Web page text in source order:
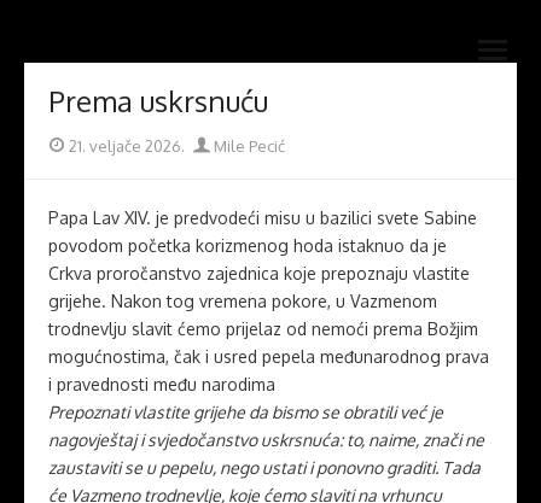
content
open
Prema uskrsnuću
Posted
21. veljače 2026. Author
Mile Pecić
Papa Lav XIV. je predvodeći misu u bazilici svete Sabine
povodom početka korizmenog hoda istaknuo da je
Crkva proročanstvo zajednica koje prepoznaju vlastite
grijehe. Nakon tog vremena pokore, u Vazmenom
trodnevlju slavit ćemo prijelaz od nemoći prema Božjim
mogućnostima, čak i usred pepela međunarodnog prava
i pravednosti među narodima
Prepoznati vlastite grijehe da bismo se obratili već je
nagovještaj i svjedočanstvo uskrsnuća: to, naime, znači ne
zaustaviti se u pepelu, nego ustati i ponovno graditi. Tada
će Vazmeno trodnevlje, koje ćemo slaviti na vrhuncu